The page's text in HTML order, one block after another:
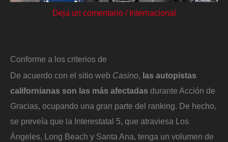
Deja un comentario / Internacional
Conforme a los criterios de
De acuerdo con el sitio web Casino, las autopistas
californianas son las más afectadas durante Acción de
Gracias, ocupando una gran parte del ranking. De hecho,
se preveía que la Interestatal 5, que atraviesa Los
Ángeles, Long Beach y Santa Ana, tenga un volumen de